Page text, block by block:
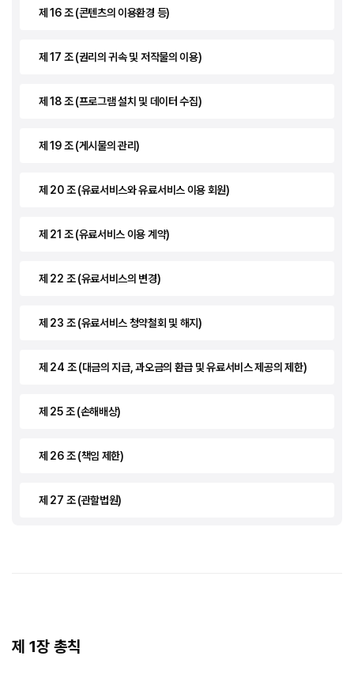
제 16 조 (콘텐츠의 이용환경 등)
제 17 조 (권리의 귀속 및 저작물의 이용)
제 18 조 (프로그램 설치 및 데이터 수집)
제 19 조 (게시물의 관리)
제 20 조 (유료서비스와 유료서비스 이용 회원)
제 21 조 (유료서비스 이용 계약)
제 22 조 (유료서비스의 변경)
제 23 조 (유료서비스 청약철회 및 해지)
제 24 조 (대금의 지급, 과오금의 환급 및 유료서비스 제공의 제한)
제 25 조 (손해배상)
제 26 조 (책임 제한)
제 27 조 (관할법원)
제 1장 총칙